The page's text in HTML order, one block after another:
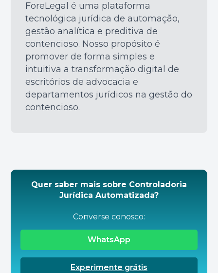
Quer saber mais sobre Controladoria
Jurídica Automatizada?
Converse conosco:
WhatsApp
Experimente grátis
ForeLegal é uma plataforma
tecnológica jurídica de automação,
gestão analítica e preditiva de
contencioso. Nosso propósito é
promover de forma simples e
intuitiva a transformação digital de
escritórios de advocacia e
departamentos jurídicos na gestão do
contencioso.